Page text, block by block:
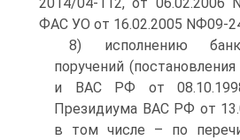
ФАС УО от 16.02.2005 NФ09-
8) исполнению
поручений
и ВАС РФ от
Президиума ВАС РФ от
в том числе – по